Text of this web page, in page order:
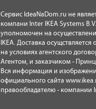
Сервис IdeaNaDom.ru не
компани Inter IKEA Systems
уполномочен на
IKEA. Доставка
на условиях агентского
Агентом, и заказчиком -
Вся информация и
официального сайта
правообладателю - компании